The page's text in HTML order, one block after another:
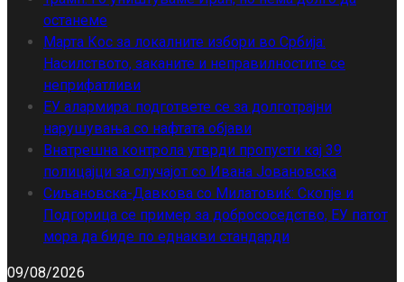
останеме
Марта Кос за локалните избори во Србија:
Насилството, заканите и неправилностите се
неприфатливи
ЕУ алармира: подгответе се за долготрајни
нарушувања со нафтата објави
Внатрешна контрола утврди пропусти кај 39
полицајци за случајот со Ивана Јовановска
Сиљановска-Давкова со Милатовиќ: Скопје и
Подгорица се пример за добрососедство, ЕУ патот
мора да биде по еднакви стандарди
09/08/2026